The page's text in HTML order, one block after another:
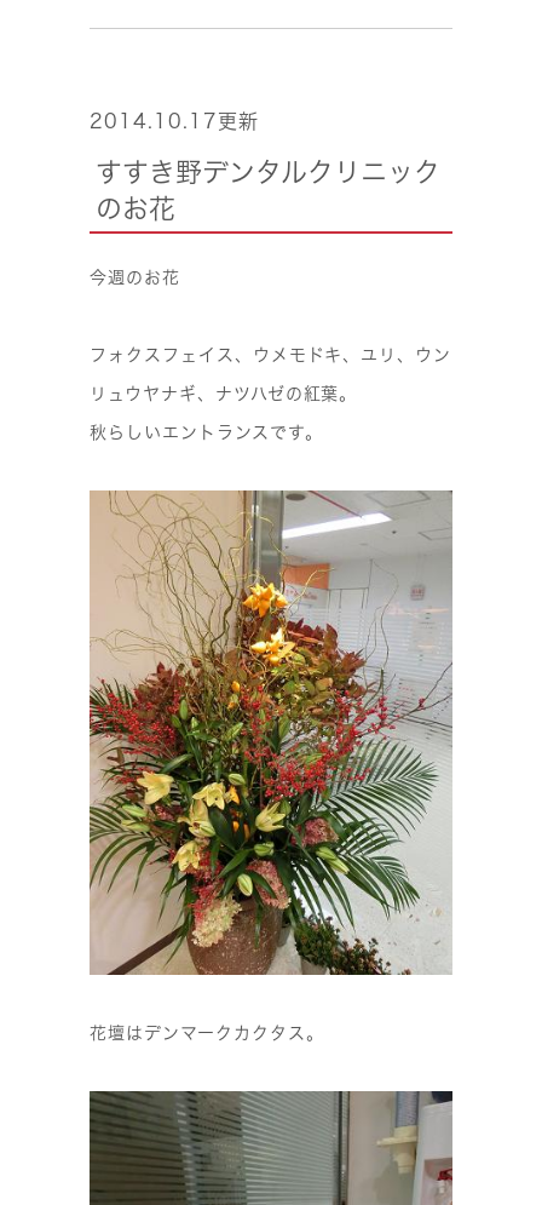
2014.10.17更新
すすき野デンタルクリニック
のお花
今週のお花
フォクスフェイス、ウメモドキ、ユリ、ウン
リュウヤナギ、ナツハゼの紅葉。
秋らしいエントランスです。
花壇はデンマークカクタス。